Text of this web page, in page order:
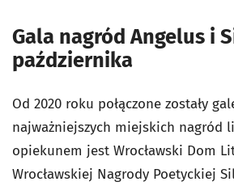
Gala nagród Angelus i
października
Od 2020 roku połączone zostały
najważniejszych miejskich nagród
opiekunem jest Wrocławski Dom
Wrocławskiej Nagrody Poetyckiej